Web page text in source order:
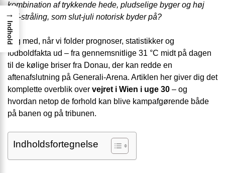
kombination af trykkende hede, pludselige byger og høj
UV-stråling, som slut-juli notorisk byder på?
Tag med, når vi folder prognoser, statistikker og
fodboldfakta ud – fra gennemsnitlige 31 °C midt på dagen
til de kølige briser fra Donau, der kan redde en
aftenafslutning på Generali-Arena. Artiklen her giver dig det
komplette overblik over vejret i Wien i uge 30 – og
hvordan netop de forhold kan blive kampafgørende både
på banen og på tribunen.
Indholdsfortegnelse
→
Indhold